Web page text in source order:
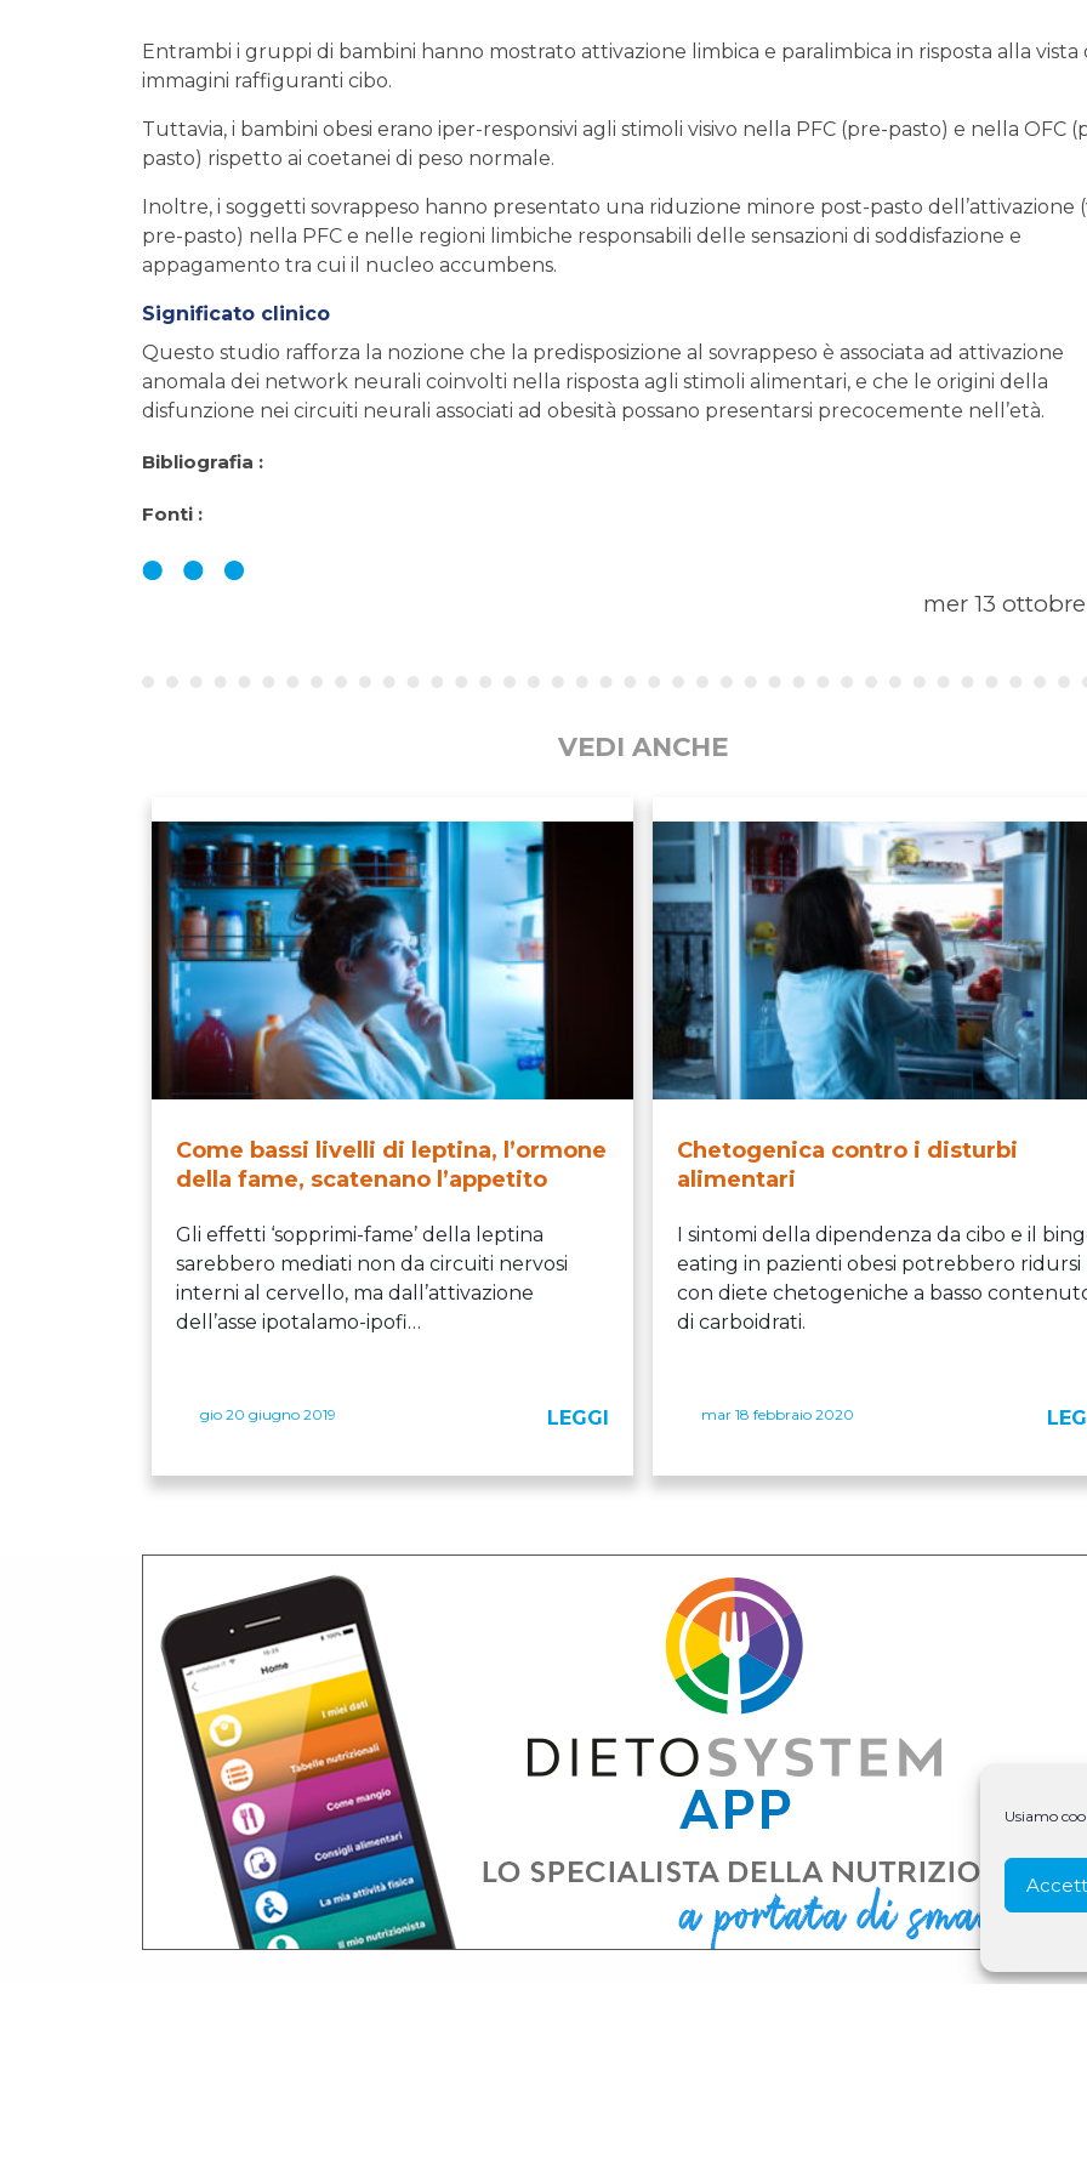
Usiamo
Entrambi i gruppi di bambini hanno mostrato attivazione limbica e paralimbica in risposta alla vista
immagini raffiguranti cibo.
Tuttavia, i bambini obesi erano iper-responsivi agli stimoli visivo nella PFC (pre-pasto) e nella OFC
pasto) rispetto ai coetanei di peso normale.
Inoltre, i soggetti sovrappeso hanno presentato una riduzione minore post-pasto dell’attivazione
pre-pasto) nella PFC e nelle regioni limbiche responsabili delle sensazioni di soddisfazione e
appagamento tra cui il nucleo accumbens.
Significato clinico
Questo studio rafforza la nozione che la predisposizione al sovrappeso è associata ad attivazione
anomala dei network neurali coinvolti nella risposta agli stimoli alimentari, e che le origini della
disfunzione nei circuiti neurali associati ad obesità possano presentarsi precocemente nell’età.
Bibliografia :
Fonti :
mer 13
VEDI ANCHE
Come bassi livelli di leptina, l’ormone
della fame, scatenano l’appetito
Gli effetti ‘sopprimi-fame’ della leptina
sarebbero mediati non da circuiti nervosi
interni al cervello, ma dall’attivazione
dell’asse ipotalamo-ipofi…
gio 20 giugno 2019 LEGGI
Chetogenica contro i disturbi
alimentari
I sintomi della dipendenza da cibo e il
eating in pazienti obesi potrebbero ridursi
con diete chetogeniche a basso
di carboidrati.
mar 18 febbraio 2020